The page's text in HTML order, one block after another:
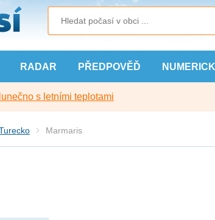
RADAR PŘEDPOVĚĎ
s letními teplotami
Marmaris